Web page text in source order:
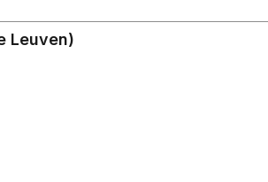
Leuven)